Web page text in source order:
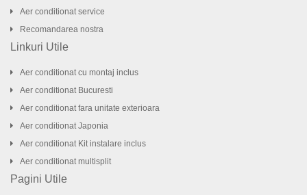
Aer conditionat service
Recomandarea nostra
Linkuri Utile
Aer conditionat cu montaj inclus
Aer conditionat Bucuresti
Aer conditionat fara unitate exterioara
Aer conditionat Japonia
Aer conditionat Kit instalare inclus
Aer conditionat multisplit
Pagini Utile